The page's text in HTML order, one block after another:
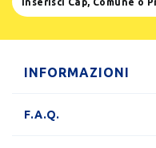
INFORMAZIONI
F.A.Q.